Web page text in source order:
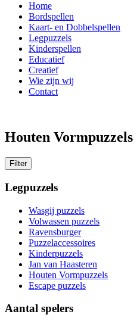
Home
Bordspellen
Kaart- en Dobbelspellen
Legpuzzels
Kinderspellen
Educatief
Creatief
Wie zijn wij
Contact
Houten Vormpuzzels
Filter
Legpuzzels
Wasgij puzzels
Volwassen puzzels
Ravensburger
Puzzelaccessoires
Kinderpuzzels
Jan van Haasteren
Houten Vormpuzzels
Escape puzzels
Aantal spelers